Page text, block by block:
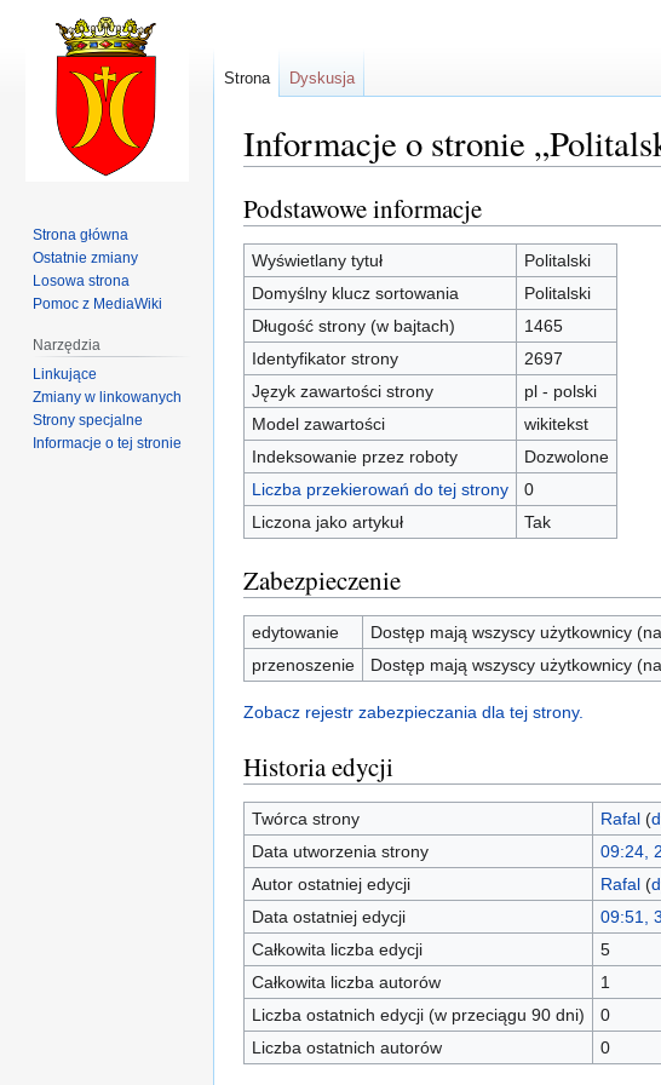
Informacje o stronie
Przejdź
do
nawigacji
Przejdź
do
wyszukiwania
Podstawowe informacje
Wyświetlany tytuł
Politalski
Domyślny klucz sortowania
Politalski
Długość strony (w bajtach)
1465
Identyfikator strony
2697
Język zawartości strony
pl - polski
Model zawartości
wikitekst
Indeksowanie przez roboty
Dozwolone
Liczba przekierowań do tej strony
0
Liczona jako artykuł
Tak
Zabezpieczenie
edytowanie
Dostęp mają wszyscy użytkownicy
przenoszenie
Dostęp mają wszyscy użytkownicy
Zobacz rejestr zabezpieczania dla tej strony.
Historia edycji
Twórca strony Rafal (
Data utworzenia strony
09:24,
Autor ostatniej edycji
Rafal (
Data ostatniej edycji
09:51,
Całkowita liczba edycji
5
Całkowita liczba autorów
1
Liczba ostatnich edycji (w przeciągu 90 dni)
0
Liczba ostatnich autorów
0
Strona Dyskusja
Strona główna
Ostatnie zmiany
Losowa strona
Pomoc z MediaWiki
Narzędzia
Linkujące
Zmiany w linkowanych
Strony specjalne
Informacje o tej stronie